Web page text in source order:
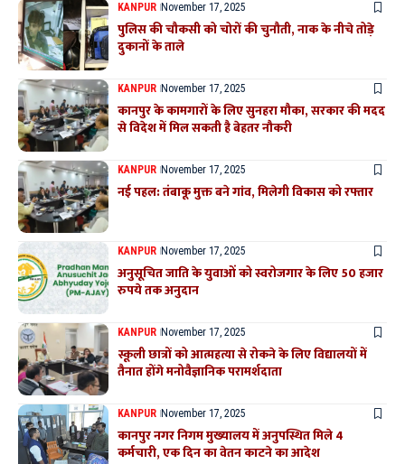
KANPUR November 17, 2025
पुलिस की चौकसी को चोरों की चुनौती, नाक के नीचे तोड़े
दुकानों के ताले
KANPUR November 17, 2025
कानपुर के कामगारों के लिए सुनहरा मौका, सरकार की मदद
से विदेश में मिल सकती है बेहतर नौकरी
KANPUR November 17, 2025
नई पहल: तंबाकू मुक्त बने गांव, मिलेगी विकास को रफ्तार
KANPUR November 17, 2025
अनुसूचित जाति के युवाओं को स्वरोजगार के लिए 50 हजार
रुपये तक अनुदान
KANPUR November 17, 2025
स्कूली छात्रों को आत्महत्या से रोकने के लिए विद्यालयों में
तैनात होंगे मनोवैज्ञानिक परामर्शदाता
KANPUR November 17, 2025
कानपुर नगर निगम मुख्यालय में अनुपस्थित मिले 4
कर्मचारी, एक दिन का वेतन काटने का आदेश